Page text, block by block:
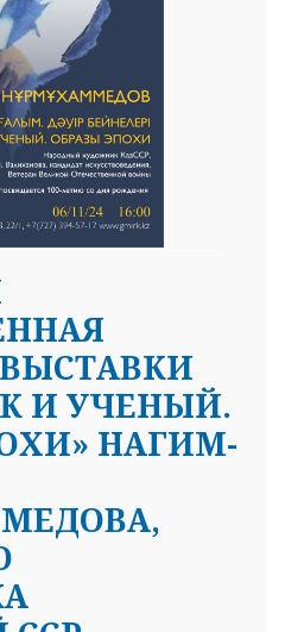
И УЧЕНЫЙ.
НАГИМ-